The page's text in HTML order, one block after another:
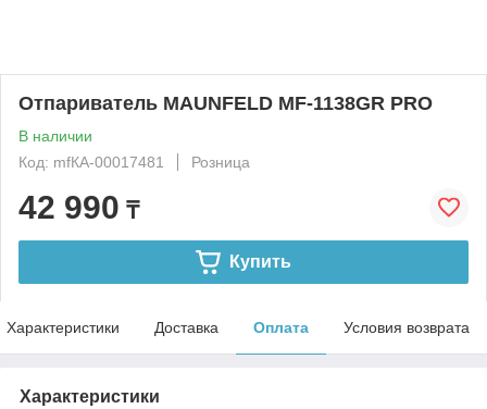
Отпариватель MAUNFELD MF-1138GR PRO
В наличии
Код: mfКА-00017481
Розница
42 990 ₸
Купить
Характеристики Доставка Оплата Условия возврата
Характеристики